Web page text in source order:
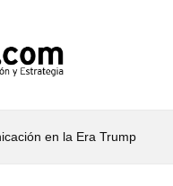
en la Era Trump